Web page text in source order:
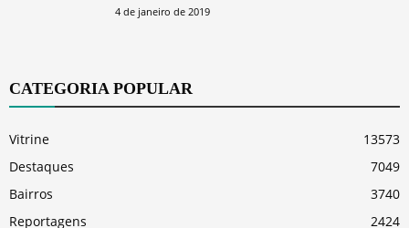
4 de janeiro de 2019
CATEGORIA POPULAR
Vitrine
13573
Destaques
7049
Bairros
3740
Reportagens
2424